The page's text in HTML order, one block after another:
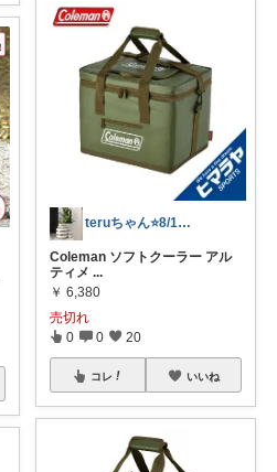
teruちゃん⭐️8/1楽天トラベル感謝
Coleman ソフトクーラー アル
ティメ ...
￥ 6,380
売切れ
0 0 20
コレ いいね